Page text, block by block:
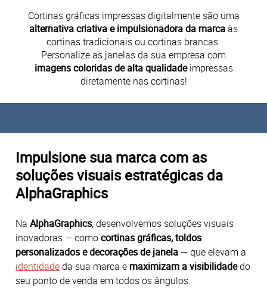
Cortinas gráficas impressas digitalmente são uma
alternativa criativa e impulsionadora da marcaàs
cortinas tradicionais ou cortinas brancas.
Personalize as janelas da sua empresa com
imagens coloridas de alta qualidadeimpressas
diretamente nas cortinas!
Impulsione sua marca com as
soluções visuais estratégicas da
AlphaGraphics
Na AlphaGraphics, desenvolvemos soluções visuais
inovadoras — comocortinas gráficas, toldos
personalizados e decorações de janela — que elevam a
identidadeda sua marca e maximizam a visibilidadedo
seu ponto de venda em todos os ângulos.